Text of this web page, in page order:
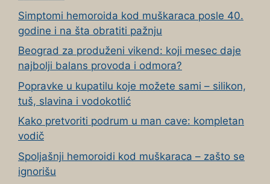
Simptomi hemoroida kod muškaraca posle 40.
godine i na šta obratiti pažnju
Beograd za produženi vikend: koji mesec daje
najbolji balans provoda i odmora?
Popravke u kupatilu koje možete sami – silikon,
tuš, slavina i vodokotlić
Kako pretvoriti podrum u man cave: kompletan
vodič
Spoljašnji hemoroidi kod muškaraca – zašto se
ignorišu